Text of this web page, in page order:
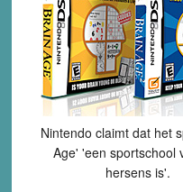
Nintendo claimt dat het
Age' 'een sportschool
hersens is'.